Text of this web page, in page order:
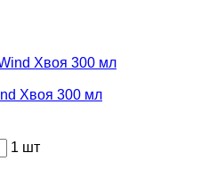
Хвоя 300 мл
1 шт